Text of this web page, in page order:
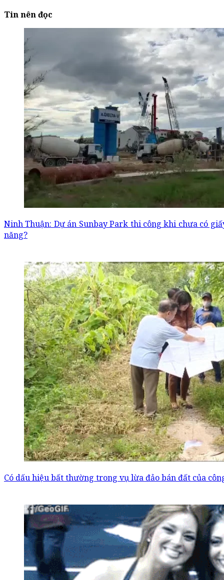
Tin nên đọc
Ninh Thuận: Dự án Sunbay Park thi công khi chưa có
năng?
Có dấu hiệu bất thường trong vụ lừa đảo bán đất của